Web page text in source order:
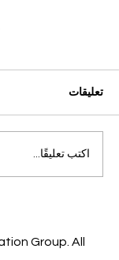
التميز
آفاقاً جديدة
تعليقات
اكتب تعليقًا...
Group. All